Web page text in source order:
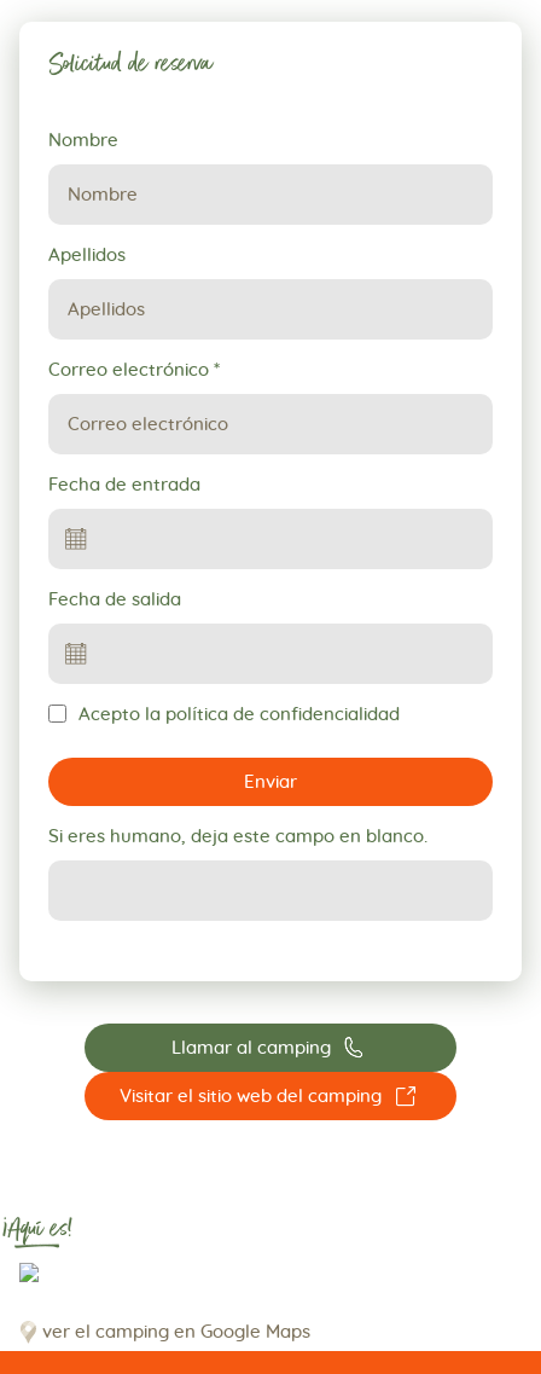
Solicitud de reserva
Solicitud
de
reserva
Nombre
Apellidos
Correo electrónico *
Fecha de entrada
Fecha de salida
Acepto la política de confidencialidad
Enviar
Si eres humano, deja este campo en blanco.
Llamar al camping 📞
Visitar el sitio web del camping ☐
¡Aquí es!
ver el camping en Google Maps